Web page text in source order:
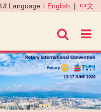
進階
UI Language： English | 中文
›